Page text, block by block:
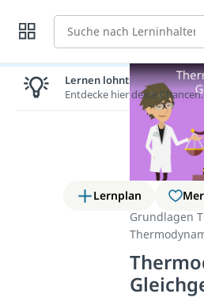
Suche
Lernplan
Grundlagen
Lernen lohnt sich!
Entdecke hier deine Chancen.